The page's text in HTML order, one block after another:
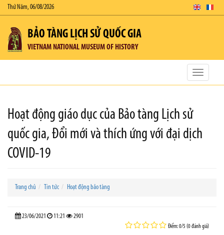
Thứ Năm, 06/08/2026
BẢO TÀNG LỊCH SỬ QUỐC GIA
VIETNAM NATIONAL MUSEUM OF HISTORY
Toggle
Hoạt động giáo dục của Bảo tàng Lịch sử
quốc gia, Đổi mới và thích ứng với đại dịch
COVID-19
Trang chủ Tin tức Hoạt động bảo tàng
23/06/2021 11:21 2901
Điểm: 0/5 (0 đánh giá)